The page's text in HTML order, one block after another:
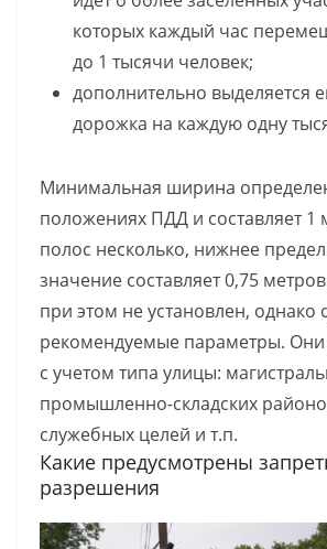
которых каждый час
до 1 тысячи человек;
дополнительно выделяется
дорожка на каждую одну
Минимальная ширина
положениях ПДД и составляет 1
полос несколько, нижнее
значение составляет 0,75
при этом не установлен, однако
рекомендуемые параметры. Они
с учетом типа улицы:
промышленно-складских
служебных целей и т.п.
Какие предусмотрены
разрешения